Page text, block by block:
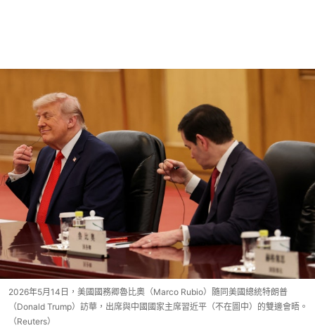
2026年5月14日，美國國務卿魯比奧（Marco Rubio）隨同美國總統特朗普
（Donald Trump）訪華，出席與中國國家主席習近平（不在圖中）的雙邊會晤。
（Reuters）